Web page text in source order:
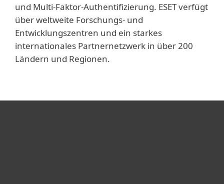
und Multi-Faktor-Authentifizierung. ESET verfügt
über weltweite Forschungs- und
Entwicklungszentren und ein starkes
internationales Partnernetzwerk in über 200
Ländern und Regionen.